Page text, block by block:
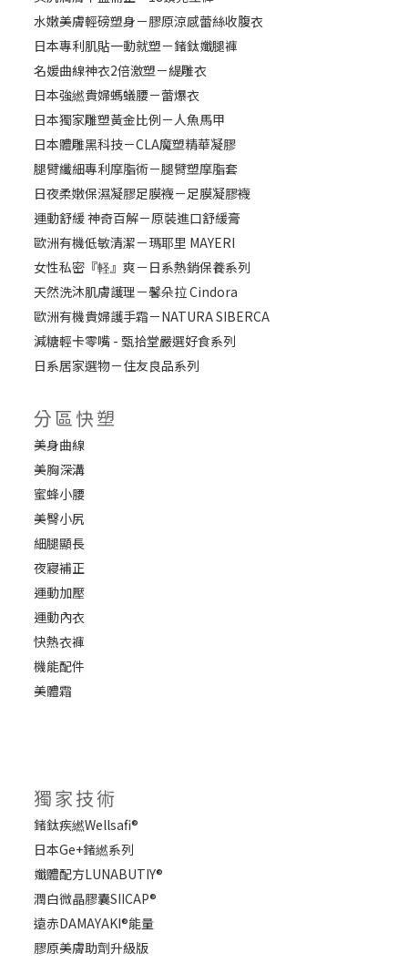
水嫩美膚輕磅塑身－膠原涼感蕾絲收腹衣
日本專利肌貼一動就塑－鍺鈦孅腿褲
名媛曲線神衣2倍激塑－緹雕衣
日本強繎貴婦螞蟻腰－蕾爆衣
日本獨家雕塑黃金比例－人魚馬甲
日本體雕黑科技－CLA魔塑精華凝膠
腿臂纖細專利摩脂術－腿臂塑摩脂套
日夜柔嫩保濕凝膠足膜襪－足膜凝膠襪
運動舒緩 神奇百解－原裝進口舒緩膏
歐洲有機低敏清潔－瑪耶里 MAYERI
女性私密『軽』爽－日系熱銷保養系列
天然洗沐肌膚護理－馨朵拉 Cindora
歐洲有機貴婦護手霜－NATURA SIBERCA
減糖輕卡零嘴 - 甄拾堂嚴選好食系列
日系居家選物－住友良品系列
分區快塑
美身曲線
美胸深溝
蜜蜂小腰
美臀小尻
細腿顯長
夜寢補正
運動加壓
運動內衣
快熱衣褲
機能配件
美體霜
獨家技術
鍺鈦疾繎Wellsafi®
日本Ge+鍺繎系列
孅體配方LUNABUTIY®
潤白微晶膠囊SIICAP®
遠赤DAMAYAKI®能量
膠原美膚助劑升級版